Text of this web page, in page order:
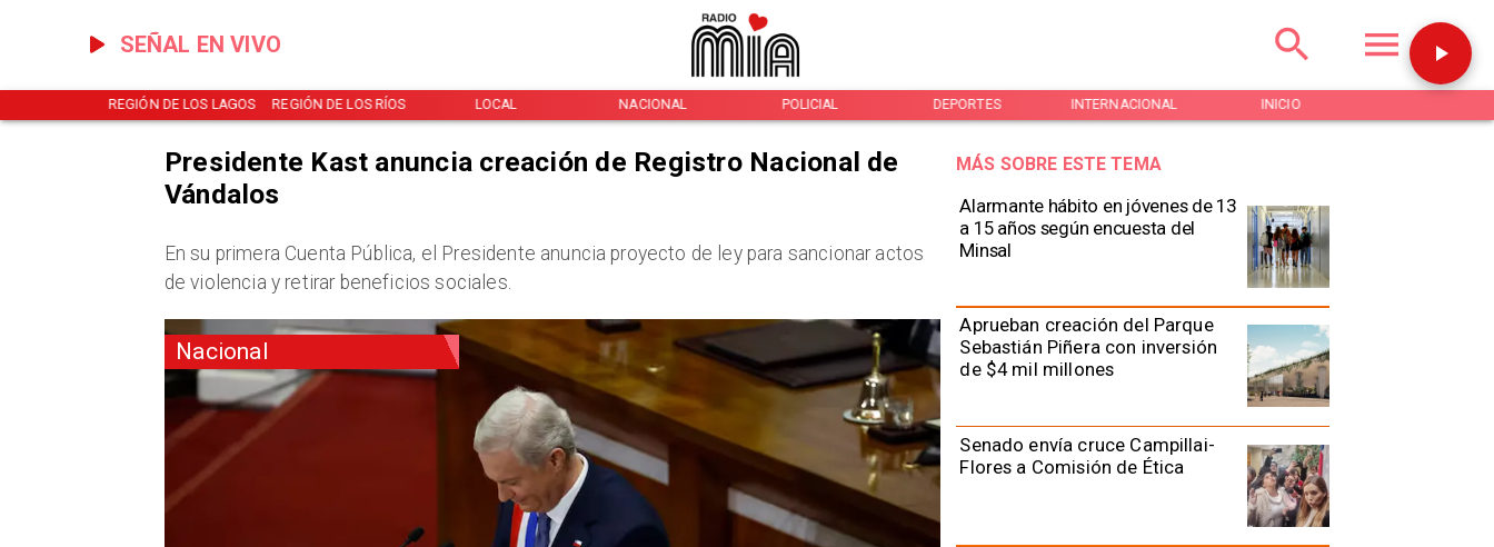
SEÑAL EN VIVO
REGIÓN DE LOS LAGOS REGIÓN DE LOS RÍOS LOCAL NACIONAL POLICIAL DEPORTES INTERNACIONAL INICIO
Nacional
Alarmante hábito en jóvenes de 13
a 15 años según encuesta del
Minsal
Aprueban creación del Parque
Sebastián Piñera con inversión
de $4 mil millones
Senado envía cruce Campillai-
Flores a Comisión de Ética
MÁS SOBRE ESTE TEMA
Presidente Kast anuncia creación de Registro Nacional de
Vándalos
En su primera Cuenta Pública, el Presidente anuncia proyecto de ley para sancionar actos
de violencia y retirar beneficios sociales.